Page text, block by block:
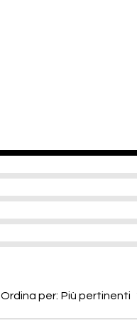
Ordina per: Più pertinenti